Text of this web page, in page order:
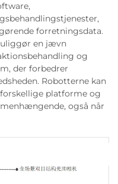
forretningsdata.
en jævn
og
der forbedrer
Robotterne kan
platforme og
også når